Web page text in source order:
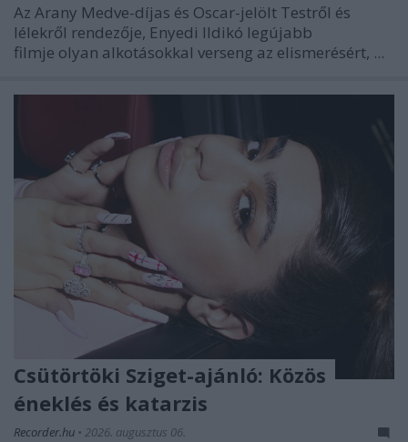
Az Arany Medve-díjas és Oscar-jelölt Testről és
lélekről rendezője, Enyedi Ildikó legújabb
filmje olyan alkotásokkal verseng az elismerésért, ...
Csütörtöki Sziget-ajánló: Közös
éneklés és katarzis
Recorder.hu • 2026. augusztus 06.